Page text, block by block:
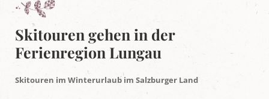
l
i
M
r
Skitouren gehen in der
Ferienregion Lungau
Skitouren im Winterurlaub im Salzburger Land